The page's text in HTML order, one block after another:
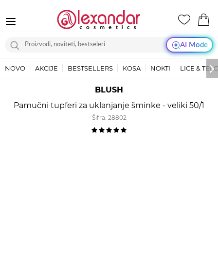
AI Mode
NOVO AKCIJE BESTSELLERS KOSA NOKTI LICE &
BLUSH
Pamučni tupferi za uklanjanje šminke - veliki 50/1
Šifra: 28802